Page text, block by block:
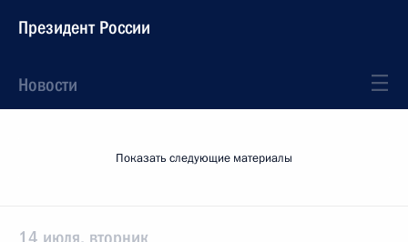
Президент России
Новости
Показать следующие материалы
14 июля, вторник